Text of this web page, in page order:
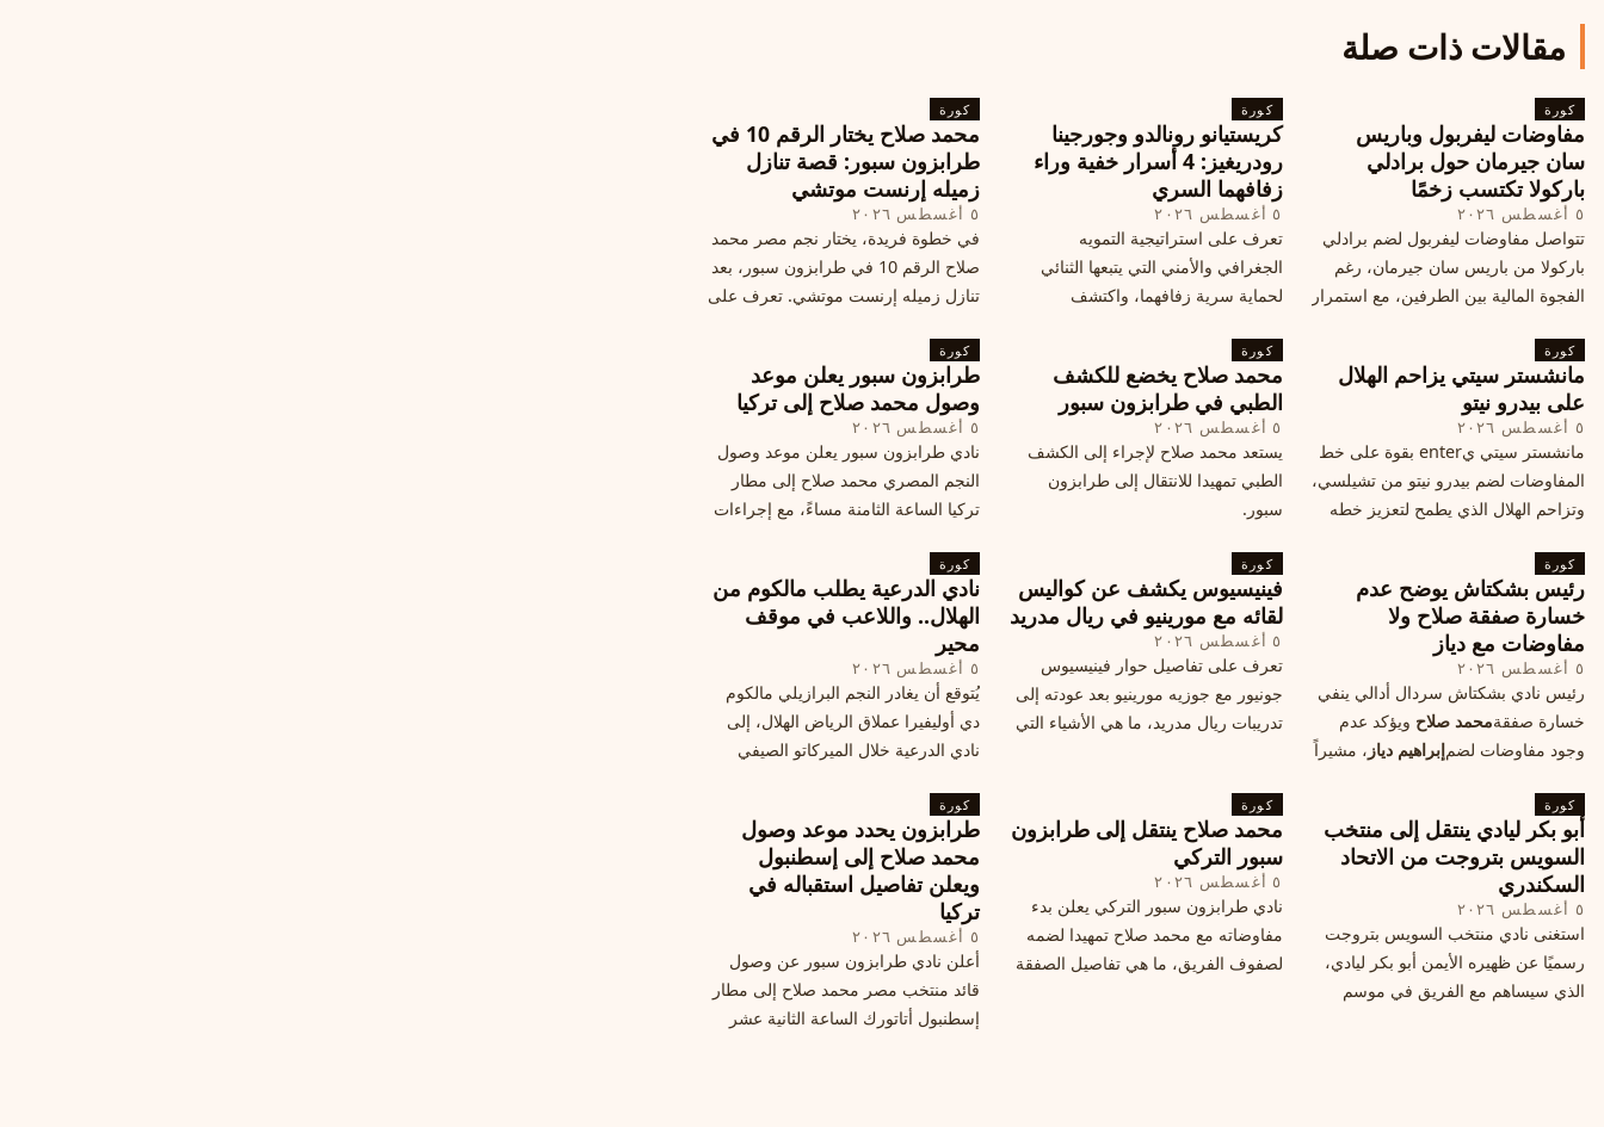
مقالات ذات صلة
كورة
مفاوضات ليفربول وباريس
سان جيرمان حول برادلي
باركولا تكتسب زخمًا
٥ أغسطس ٢٠٢٦
تتواصل مفاوضات ليفربول لضم برادلي
باركولا من باريس سان جيرمان، رغم
الفجوة المالية بين الطرفين، مع استمرار
إغلاق سوق الانتقالات
كورة
كريستيانو رونالدو وجورجينا
رودريغيز: 4 أسرار خفية وراء
زفافهما السري
٥ أغسطس ٢٠٢٦
تعرف على استراتيجية التمويه
الجغرافي والأمني التي يتبعها الثنائي
لحماية سرية زفافهما، واكتشف
في البرتغال، واعرف ما هي الخطوات
القادمة في هذا الحدث العالمي
كورة
محمد صلاح يختار الرقم 10 في
طرابزون سبور: قصة تنازل
زميله إرنست موتشي
٥ أغسطس ٢٠٢٦
في خطوة فريدة، يختار نجم مصر محمد
صلاح الرقم 10 في طرابزون سبور، بعد
تنازل زميله إرنست موتشي. تعرف على
كورة
مانشستر سيتي يزاحم الهلال
على بيدرو نيتو
٥ أغسطس ٢٠٢٦
مانشستر سيتي يenter بقوة على خط
المفاوضات لضم بيدرو نيتو من تشيلسي،
وتزاحم الهلال الذي يطمح لتعزيز خطه
كورة
محمد صلاح يخضع للكشف
الطبي في طرابزون سبور
٥ أغسطس ٢٠٢٦
يستعد محمد صلاح لإجراء إلى الكشف
الطبي تمهيدا للانتقال إلى طرابزون
سبور.
كورة
طرابزون سبور يعلن موعد
وصول محمد صلاح إلى تركيا
٥ أغسطس ٢٠٢٦
نادي طرابزون سبور يعلن موعد وصول
النجم المصري محمد صلاح إلى مطار
تركيا الساعة الثامنة مساءً، مع إجراءات
جديد ومكافآت مالية.
كورة
رئيس بشكتاش يوضح عدم
خسارة صفقة صلاح ولا
مفاوضات مع دياز
٥ أغسطس ٢٠٢٦
رئيس نادي بشكتاش سردال أدالي ينفي
خسارة صفقةمحمد صلاح ويؤكد عدم
وجود مفاوضات لضمإبراهيم دياز ، مشيراً
محتملة أخرى.
كورة
فينيسيوس يكشف عن كواليس
لقائه مع مورينيو في ريال مدريد
٥ أغسطس ٢٠٢٦
تعرف على تفاصيل حوار فينيسيوس
جونيور مع جوزيه مورينيو بعد عودته إلى
تدريبات ريال مدريد، ما هي الأشياء التي
كورة
نادي الدرعية يطلب مالكوم من
الهلال.. واللاعب في موقف
محير
٥ أغسطس ٢٠٢٦
يُتوقع أن يغادر النجم البرازيلي مالكوم
دي أوليفيرا عملاق الرياض الهلال، إلى
نادي الدرعية خلال الميركاتو الصيفي
هذا الانتقال، وسط تقارير تفيد أن الهلال
يرحب بفراقته.
كورة
أبو بكر ليادي ينتقل إلى منتخب
السويس بتروجت من الاتحاد
السكندري
٥ أغسطس ٢٠٢٦
استغنى نادي منتخب السويس بتروجت
رسميًا عن ظهيره الأيمن أبو بكر ليادي،
الذي سيساهم مع الفريق في موسم
كورة
محمد صلاح ينتقل إلى طرابزون
سبور التركي
٥ أغسطس ٢٠٢٦
نادي طرابزون سبور التركي يعلن بدء
مفاوضاته مع محمد صلاح تمهيدا لضمه
لصفوف الفريق، ما هي تفاصيل الصفقة
كورة
طرابزون يحدد موعد وصول
محمد صلاح إلى إسطنبول
ويعلن تفاصيل استقباله في
تركيا
٥ أغسطس ٢٠٢٦
أعلن نادي طرابزون سبور عن وصول
قائد منتخب مصر محمد صلاح إلى مطار
إسطنبول أتاتورك الساعة الثانية عشر